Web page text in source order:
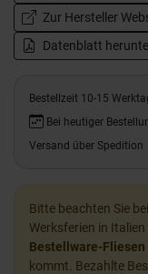
Zur Hersteller
Datenblatt
Bestellzeit 10-15
Bei heutiger
Versand über Spedition
Bitte beachten Sie
Werksferien in
Bestellware-Fliesen
kommt. Bezahlte